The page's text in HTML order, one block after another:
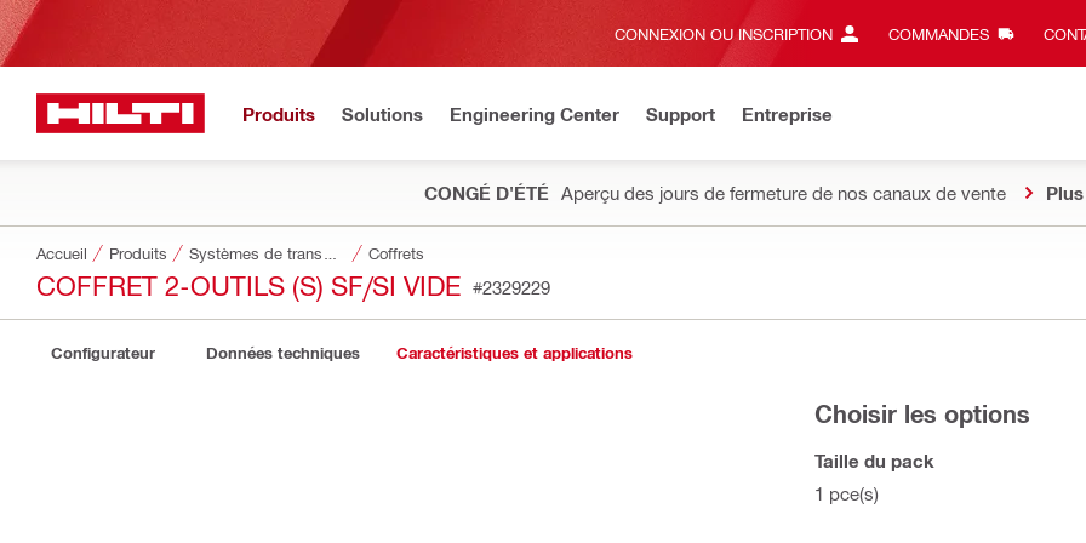
CONNEXION OU INSCRIPTION COMMANDES
Produits Solutions Engineering Center Support Entreprise
CONGÉ D'ÉTÉ Aperçu des jours de fermeture de nos canaux de vente
Accueil Produits Coffrets
COFFRET 2-OUTILS (S) SF/SI VIDE #2329229
Configurateur Données techniques Caractéristiques et applications
Choisir les options
Taille du pack
1 pce(s)